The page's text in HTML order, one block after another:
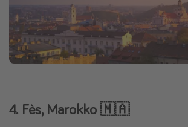
4. Fès, Marokko 🇲🇦